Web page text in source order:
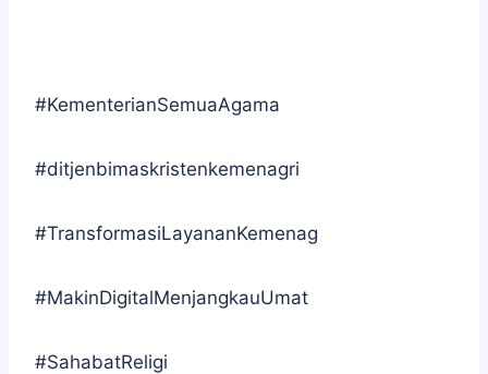
#KementerianSemuaAgama
#ditjenbimaskristenkemenagri
#TransformasiLayananKemenag
#MakinDigitalMenjangkauUmat
#SahabatReligi